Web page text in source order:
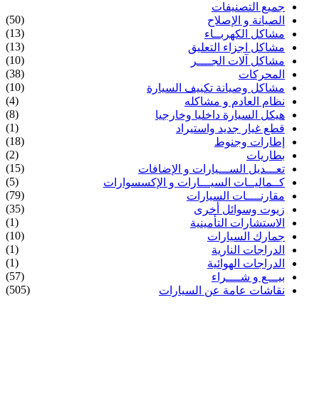
جميع التصنيفات
الصيانة و الإصلاح
(50)
مشاكل الكهربــاء
(13)
مشاكل اجزاء التعليق
(13)
مشاكل آلات الجــــر
(10)
المحركات
(38)
مشاكل وصيانة تكييف السيارة
(10)
نظام العادم و مشاكله
(4)
هيكل السيارة داخليا وخارجيا
(8)
قطع غيار جديد واستيراد
(1)
إطارات وجنوط
(18)
بطاريات
(2)
تعـــديل الســـيارات و الإضافات
(15)
كــماليــات السيـــارات و الإكسسوارات
(5)
مقارنــــات السيارات
(79)
زيوت وسوائل أخرى
(35)
الاستشارات التأمينية
(1)
جمارك السيارات
(10)
الدراجات النارية
(1)
الدراجات الهوائية
(1)
بيـــع و شــــراء
(57)
نقاشات عامة عن السيارات
(505)